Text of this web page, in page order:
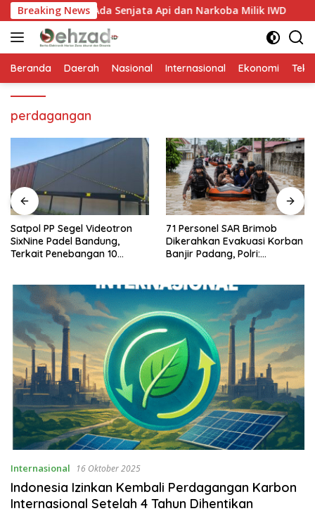
Langsung
ke
konten
Breaking News
Ada Senjata Api dan Narkoba Milik IWD Satpol
Beranda Daerah Nasional Internasional Ekonomi
perdagangan
Satpol PP Segel Videotron
SixNine Padel Bandung,
Terkait Penebangan 10
71 Personel SAR Brimob
Dikerahkan Evakuasi Korban
Banjir Padang, Polri:
Internasional 16 Oktober 2025
Indonesia Izinkan Kembali Perdagangan Karbon
Internasional Setelah 4 Tahun Dihentikan